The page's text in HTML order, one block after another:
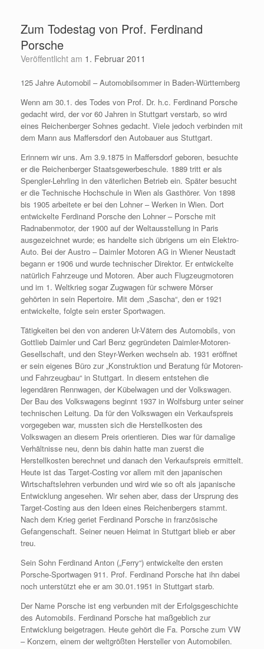
springenZum Todestag von Prof. Ferdinand
Porsche
Veröffentlicht am 1. Februar 2011
125 Jahre Automobil – Automobilsommer in Baden-Württemberg
Wenn am 30.1. des Todes von Prof. Dr. h.c. Ferdinand Porsche
gedacht wird, der vor 60 Jahren in Stuttgart verstarb, so wird
eines Reichenberger Sohnes gedacht. Viele jedoch verbinden mit
dem Mann aus Maffersdorf den Autobauer aus Stuttgart.
Erinnern wir uns. Am 3.9.1875 in Maffersdorf geboren, besuchte
er die Reichenberger Staatsgewerbeschule. 1889 tritt er als
Spengler-Lehrling in den väterlichen Betrieb ein. Später besucht
er die Technische Hochschule in Wien als Gasthörer. Von 1898
bis 1905 arbeitete er bei den Lohner – Werken in Wien. Dort
entwickelte Ferdinand Porsche den Lohner – Porsche mit
Radnabenmotor, der 1900 auf der Weltausstellung in Paris
ausgezeichnet wurde; es handelte sich übrigens um ein Elektro-
Auto. Bei der Austro – Daimler Motoren AG in Wiener Neustadt
begann er 1906 und wurde technischer Direktor. Er entwickelte
natürlich Fahrzeuge und Motoren. Aber auch Flugzeugmotoren
und im 1. Weltkrieg sogar Zugwagen für schwere Mörser
gehörten in sein Repertoire. Mit dem „Sascha“, den er 1921
entwickelte, folgte sein erster Sportwagen.
Tätigkeiten bei den von anderen Ur-Vätern des Automobils, von
Gottlieb Daimler und Carl Benz gegründeten Daimler-Motoren-
Gesellschaft, und den Steyr-Werken wechseln ab. 1931 eröffnet
er sein eigenes Büro zur „Konstruktion und Beratung für Motoren-
und Fahrzeugbau“ in Stuttgart. In diesem entstehen die
legendären Rennwagen, der Kübelwagen und der Volkswagen.
Der Bau des Volkswagens beginnt 1937 in Wolfsburg unter seiner
technischen Leitung. Da für den Volkswagen ein Verkaufspreis
vorgegeben war, mussten sich die Herstellkosten des
Volkswagen an diesem Preis orientieren. Dies war für damalige
Verhältnisse neu, denn bis dahin hatte man zuerst die
Herstellkosten berechnet und danach den Verkaufspreis ermittelt.
Heute ist das Target-Costing vor allem mit den japanischen
Wirtschaftslehren verbunden und wird wie so oft als japanische
Entwicklung angesehen. Wir sehen aber, dass der Ursprung des
Target-Costing aus den Ideen eines Reichenbergers stammt.
Nach dem Krieg geriet Ferdinand Porsche in französische
Gefangenschaft. Seiner neuen Heimat in Stuttgart blieb er aber
treu.
Sein Sohn Ferdinand Anton („Ferry“) entwickelte den ersten
Porsche-Sportwagen 911. Prof. Ferdinand Porsche hat ihn dabei
noch unterstützt ehe er am 30.01.1951 in Stuttgart starb.
Der Name Porsche ist eng verbunden mit der Erfolgsgeschichte
des Automobils. Ferdinand Porsche hat maßgeblich zur
Entwicklung beigetragen. Heute gehört die Fa. Porsche zum VW
– Konzern, einem der weltgrößten Hersteller von Automobilen.